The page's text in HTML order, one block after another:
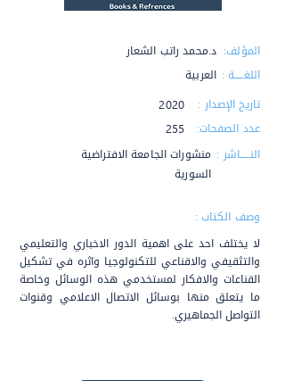
د.محمد راتب الشعار المؤلف:
العربية اللغـــــة :
تاريخ الإصدار :
2020
عدد الصفحات: 255
النـــــاشر : منشورات الجامعة الافتراضية
السورية
وصف الكتاب :
لا يختلف احد على اهمية الدور الاخباري والتعليمي
والتثقيفي والاقناعي للتكنولوجيا واثره في تشكيل
القناعات والافكار لمستخدمي هذه الوسائل وخاصة
ما يتعلق منها بوسائل الاتصال الاعلامي وقنوات
التواصل الجماهيري.